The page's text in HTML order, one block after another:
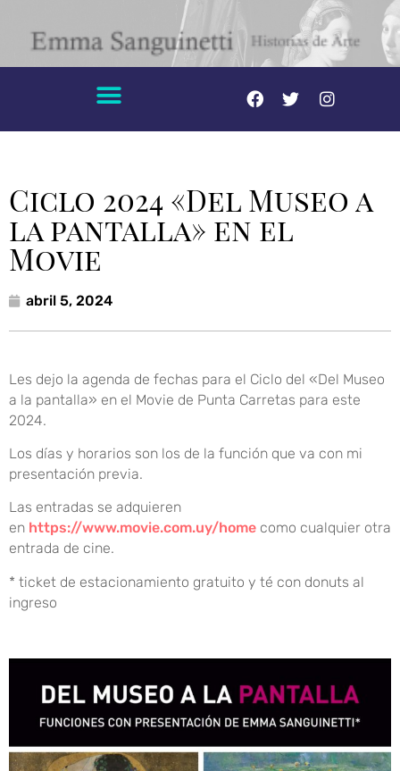
Ciclo 2024 «Del Museo a
la pantalla» en el
Movie
abril 5, 2024
Les dejo la agenda de fechas para el Ciclo del «Del Museo
a la pantalla» en el Movie de Punta Carretas para este
2024.
Los días y horarios son los de la función que va con mi
presentación previa.
Las entradas se adquieren
en https://www.movie.com.uy/home como cualquier otra
entrada de cine.
* ticket de estacionamiento gratuito y té con donuts al
ingreso